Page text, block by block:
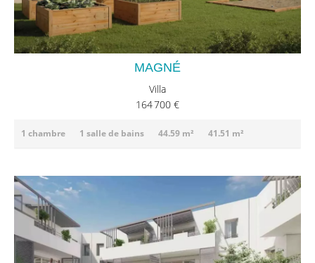
MAGNÉ
Villa
164 700 €
1 chambre 1 salle de bains 44.59 m² 41.51 m²